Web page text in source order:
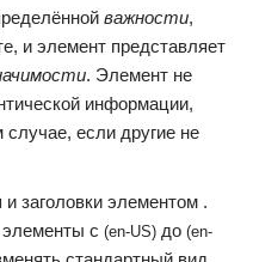
важности,
и элемент представляет
. Элемент не
информации,
случае, если другие не
заголовки элементом .
с (en-US) до (en-